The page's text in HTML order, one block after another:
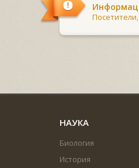
НАУКА
Биология
История